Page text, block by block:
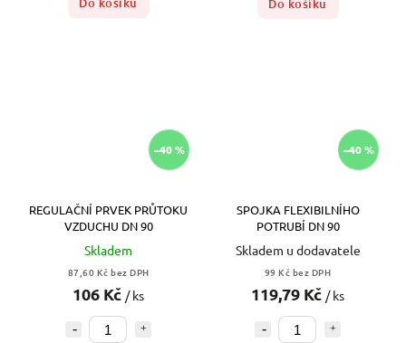
Do košíku
–40 %
REGULAČNÍ PRVEK PRŮTOKU
VZDUCHU DN 90
Skladem
87,60 Kč bez DPH
106 Kč / ks
–40 %
SPOJKA FLEXIBILNÍHO
POTRUBÍ DN 90
Skladem u dodavatele
99 Kč bez DPH
119,79 Kč / ks